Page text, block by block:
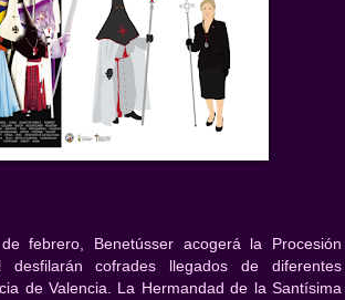
febrero, Benetússer acogerá la Procesión
cofrades llegados de diferentes
de Valencia. La Hermandad de la Santísima